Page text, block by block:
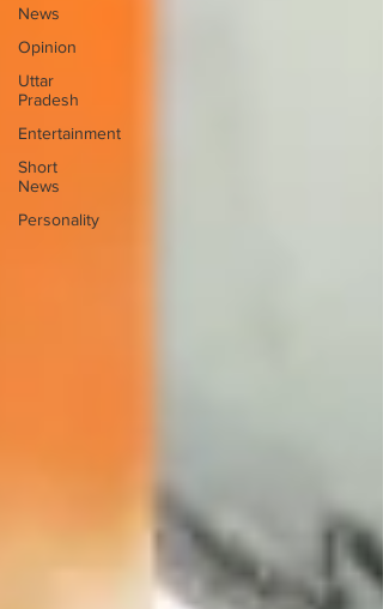
News
Opinion
Uttar
Pradesh
Entertainment
Short
News
Personality